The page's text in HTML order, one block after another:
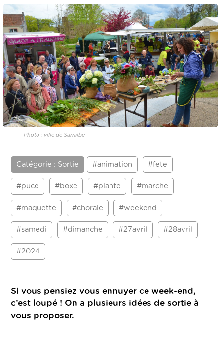
Photo : ville de Sarralbe
Catégorie : Sortie #animation #fete
#puce #boxe #plante #marche
#maquette #chorale #weekend
#samedi #dimanche #27avril #28avril
#2024
Si vous pensiez vous ennuyer ce week-end,
c’est loupé ! On a plusieurs idées de sortie à
vous proposer.